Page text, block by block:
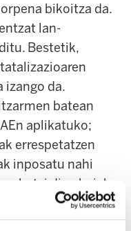
bikoitza da.
lan-
Bestetik,
izango da.
batean
aplikatuko;
errespetatzen
inposatu nahi
digu haiek
ELAk irmo
erabakitzeko